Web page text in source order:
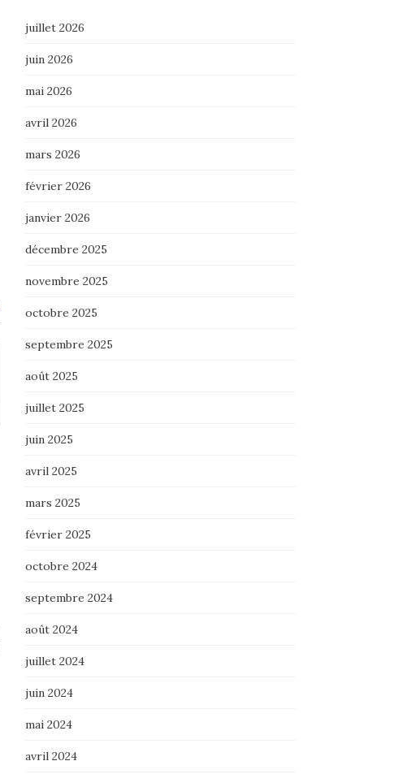
juillet 2026
juin 2026
mai 2026
avril 2026
mars 2026
février 2026
janvier 2026
décembre 2025
novembre 2025
octobre 2025
septembre 2025
août 2025
juillet 2025
juin 2025
avril 2025
mars 2025
février 2025
octobre 2024
septembre 2024
août 2024
juillet 2024
juin 2024
mai 2024
avril 2024